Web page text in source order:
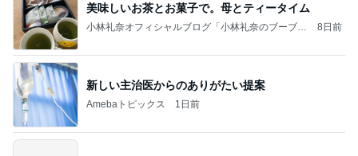
美味しいお茶とお菓子で。母とティータイム
小林礼奈オフィシャルブログ「小林礼奈のブーブー
8日前
新しい主治医からのありがたい提案
Amebaトピックス 1日前